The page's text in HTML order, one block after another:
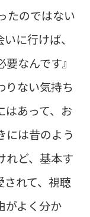
たのではない
に行けば、
なんです』
りない気持ち
はあって、お
には昔のよう
れど、基本す
れて、視聴
がよく分か